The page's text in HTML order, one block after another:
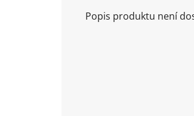
Popis produktu není